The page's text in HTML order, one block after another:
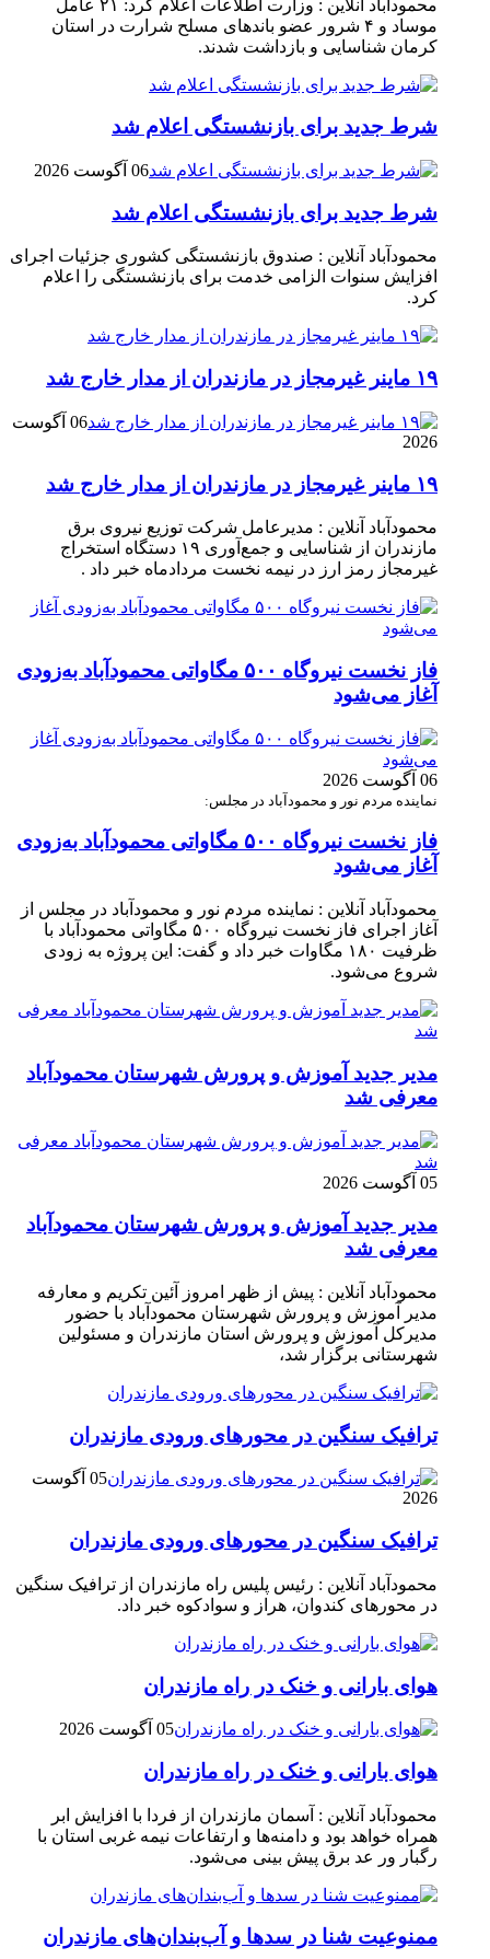
محمودآباد آنلاین : وزارت اطلاعات اعلام کرد: ۲۱ عامل
موساد و ۴ شرور عضو باند‌های مسلح شرارت در استان
کرمان شناسایی و بازداشت شدند.
شرط جدید برای بازنشستگی اعلام شد
06 آگوست 2026
شرط جدید برای بازنشستگی اعلام شد
محمودآباد آنلاین : صندوق بازنشستگی کشوری جزئیات اجرای
افزایش سنوات الزامی خدمت برای بازنشستگی را اعلام
کرد.
۱۹ ماینر غیرمجاز در مازندران از مدار خارج شد
06 آگوست
2026
۱۹ ماینر غیرمجاز در مازندران از مدار خارج شد
محمودآباد آنلاین : مدیرعامل شرکت توزیع نیروی برق
مازندران از شناسایی و جمع‌آوری ۱۹ دستگاه استخراج
غیرمجاز رمز ارز در نیمه نخست مردادماه خبر داد .
فاز نخست نیروگاه ۵۰۰ مگاواتی محمودآباد به‌زودی
آغاز می‌شود
06 آگوست 2026
نماینده مردم نور و محمودآباد در مجلس:
فاز نخست نیروگاه ۵۰۰ مگاواتی محمودآباد به‌زودی
آغاز می‌شود
محمودآباد آنلاین : نماینده مردم نور و محمودآباد در مجلس از
آغاز اجرای فاز نخست نیروگاه ۵۰۰ مگاواتی محمودآباد با
ظرفیت ۱۸۰ مگاوات خبر داد و گفت: این پروژه به زودی
شروع می‌شود.
مدیر جدید آموزش و پرورش شهرستان محمودآباد
معرفی شد
05 آگوست 2026
مدیر جدید آموزش و پرورش شهرستان محمودآباد
معرفی شد
محمودآباد آنلاین : پیش از ظهر امروز آئین تکریم و معارفه
مدیر آموزش و پرورش شهرستان محمودآباد با حضور
مدیرکل آموزش و پرورش استان مازندران و مسئولین
شهرستانی برگزار شد،
ترافیک سنگین در محور‌های ورودی مازندران
05 آگوست
2026
ترافیک سنگین در محور‌های ورودی مازندران
محمودآباد آنلاین : رئیس پلیس راه مازندران از ترافیک سنگین
در محور‌های کندوان، هراز و سوادکوه خبر داد.
هوای بارانی و خنک در راه مازندران
05 آگوست 2026
هوای بارانی و خنک در راه مازندران
محمودآباد آنلاین : آسمان مازندران از فردا با افزایش ابر
همراه خواهد بود و دامنه‌ها و ارتفاعات نیمه غربی استان با
رگبار ور عد برق پیش بینی می‌شود.
ممنوعیت شنا در سدها و آب‌بندان‌‌های مازندران